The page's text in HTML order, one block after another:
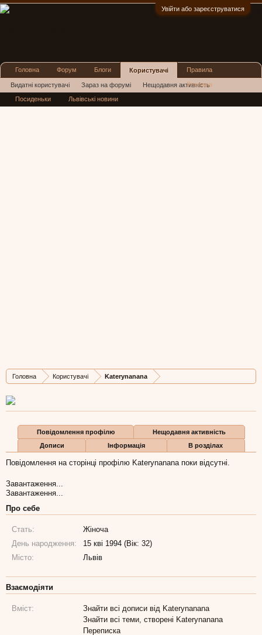
Увійти або зареєструватися
Головна Користувачі Katerynanana
Дописів
0
Карма
0
Бали
0
Повідомлення профілю
Нещодавня активність
Дописи
Інформація В розділах
Повідомлення на сторінці профілю Katerynanana поки відсутні.
Завантаження...
Завантаження...
Про себе
Стать:
Жіноча
День народження:
15 кві 1994 (Вік: 32)
Місто:
Львів
Взаємодіяти
Вміст:
Знайти всі дописи від Katerynanana
Знайти всі теми, створені Katerynanana
Переписка
Головна Форум Блоги Користувачі
Видатні користувачі Зараз на форумі Нещодавня активність
Нові повідомлення профілю
Правила
Реклама
Посиденьки Львівські новини